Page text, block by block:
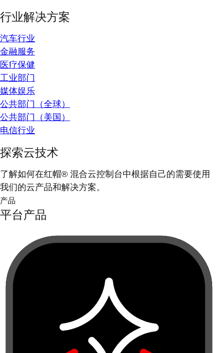
行业解决方案
汽车行业
金融服务
医疗保健
工业部门
媒体娱乐
公共部门（全球）
公共部门（美国）
电信行业
探索云技术
了解如何在红帽® 混合云控制台中根据自己的需要使用
我们的云产品和解决方案。
产品
平台产品